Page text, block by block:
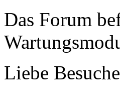
Das Forum
Liebe